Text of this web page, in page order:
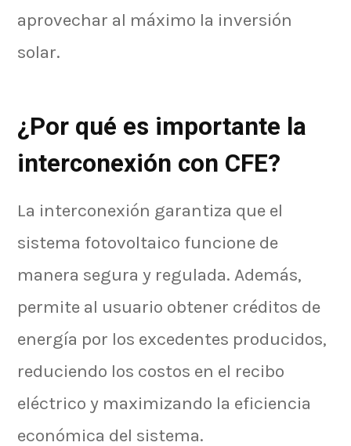
aprovechar al máximo la inversión
solar.
¿Por qué es importante la
interconexión con CFE?
La interconexión garantiza que el
sistema fotovoltaico funcione de
manera segura y regulada. Además,
permite al usuario obtener créditos de
energía por los excedentes producidos,
reduciendo los costos en el recibo
eléctrico y maximizando la eficiencia
económica del sistema.